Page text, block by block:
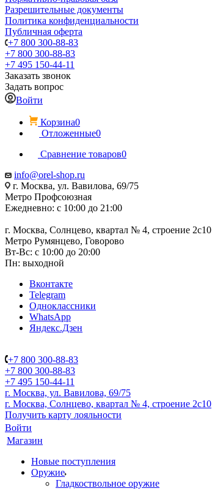
Разрешительные документы
Политика конфиденциальности
Публичная оферта
+7 800 300-88-83
+7 800 300-88-83
+7 495 150-44-11
Заказать звонок
Задать вопрос
Войти
Корзина0
Отложенные0
Сравнение товаров0
info@orel-shop.ru
г. Москва, ул. Вавилова, 69/75
Метро Профсоюзная
Ежедневно: с 10:00 до 21:00
г. Москва, Солнцево, квартал № 4, строение 2с10
Метро Румянцево, Говорово
Вт-Вс: с 10:00 до 20:00
Пн: выходной
Вконтакте
Telegram
Одноклассники
WhatsApp
Яндекс.Дзен
+7 800 300-88-83
+7 800 300-88-83
+7 495 150-44-11
г. Москва, ул. Вавилова, 69/75
г. Москва, Солнцево, квартал № 4, строение 2с10
Получить карту лояльности
Войти
Магазин
Новые поступления
Оружие
Гладкоствольное оружие